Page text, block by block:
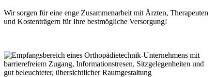
Wir sorgen für eine enge Zusammenarbeit mit Ärzten, Therapeuten
und Kostenträgern für Ihre bestmögliche Versorgung!